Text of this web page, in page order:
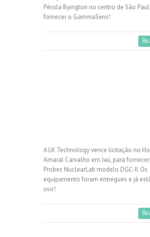
Pérola Byington no centro de São
fornecer o GammaSens!
A LK Technology vence licitação no
Amaral Carvalho em Jaú, para
Probes NuclearLab modelo DGC-II. Os
equipamento foram entregues e já
uso!